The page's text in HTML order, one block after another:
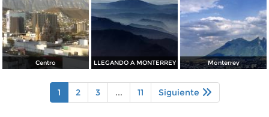
Centro LLEGANDO A MONTERREY Monterrey
1 2 3 ... 11 Siguiente